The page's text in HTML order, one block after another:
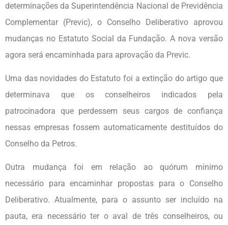
determinações da Superintendência Nacional de Previdência
Complementar (Previc), o Conselho Deliberativo aprovou
mudanças no Estatuto Social da Fundação. A nova versão
agora será encaminhada para aprovação da Previc.
Uma das novidades do Estatuto foi a extinção do artigo que
determinava que os conselheiros indicados pela
patrocinadora que perdessem seus cargos de confiança
nessas empresas fossem automaticamente destituídos do
Conselho da Petros.
Outra mudança foi em relação ao quórum mínimo
necessário para encaminhar propostas para o Conselho
Deliberativo. Atualmente, para o assunto ser incluído na
pauta, era necessário ter o aval de três conselheiros, ou